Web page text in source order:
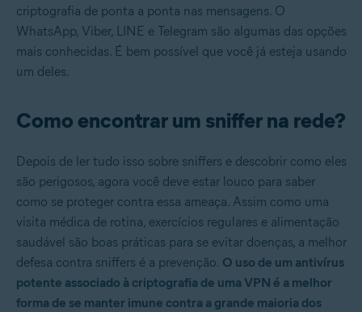
criptografia de ponta a ponta nas mensagens. O
WhatsApp, Viber, LINE e Telegram são algumas das opções
mais conhecidas. É bem possível que você já esteja usando
um deles.
Como encontrar um sniffer na rede?
Depois de ler tudo isso sobre sniffers e descobrir como eles
são perigosos, agora você deve estar louco para saber
como se proteger contra essa ameaça. Assim como uma
visita médica de rotina, exercícios regulares e alimentação
saudável são boas práticas para se evitar doenças, a melhor
defesa contra sniffers é a prevenção. O uso de um antivírus
potente associado à criptografia de uma VPN é a melhor
forma de se manter imune contra a grande maioria dos